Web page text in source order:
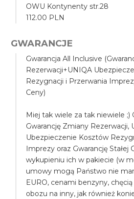
OWU Kontynenty str.28
112.00 PLN
GWARANCJE
Gwarancja All Inclusive
Rezerwacji+UNIQA
Rezygnacji i Przerwania
Ceny)
Miej tak wiele za tak niewiele ;)
Gwarancję Zmiany Rezerwacji,
Ubezpieczenie Kosztów
Imprezy oraz Gwarancję Stałej
wykupieniu ich w pakiecie (w
umowy mogą Państwo nie
EURO, cenami benzyny,
obozu na inny, jak również